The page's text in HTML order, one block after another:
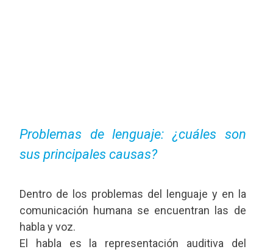
Problemas de lenguaje: ¿cuáles son
sus principales causas?
Dentro de los problemas del lenguaje y en la
comunicación humana se encuentran las de
habla y voz.
El habla es la representación auditiva del